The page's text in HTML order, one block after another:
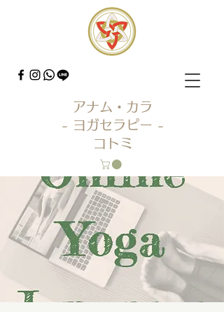
アナム・カラ
- ヨガセラピー -
コトミ